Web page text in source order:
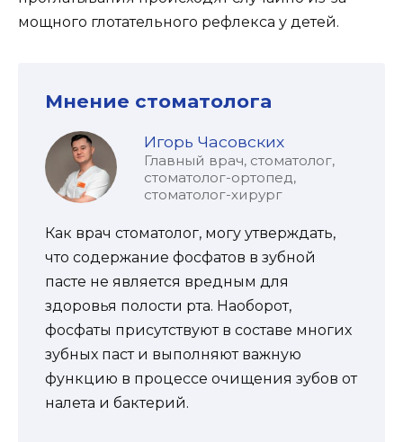
мощного глотательного рефлекса у детей.
Мнение стоматолога
Игорь Часовских
Главный врач, стоматолог,
стоматолог-ортопед,
стоматолог-хирург
Как врач стоматолог, могу утверждать,
что содержание фосфатов в зубной
пасте не является вредным для
здоровья полости рта. Наоборот,
фосфаты присутствуют в составе многих
зубных паст и выполняют важную
функцию в процессе очищения зубов от
налета и бактерий.